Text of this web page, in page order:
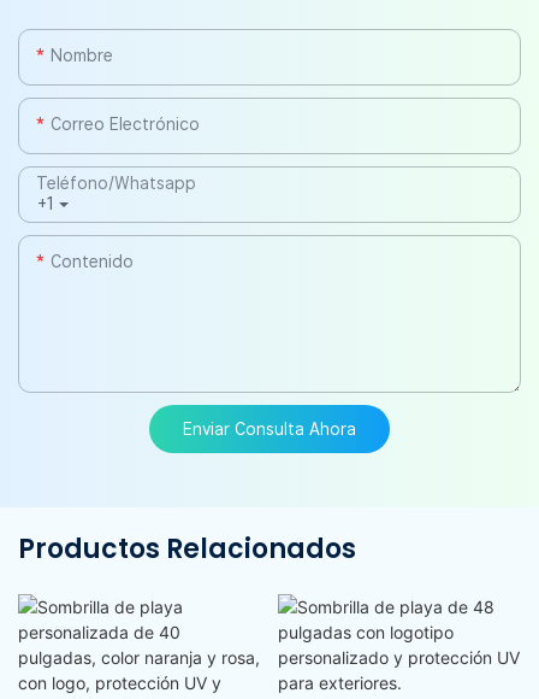
Nombre
Correo Electrónico
+1
Teléfono/whatsapp
Contenido
Enviar Consulta Ahora
Productos Relacionados